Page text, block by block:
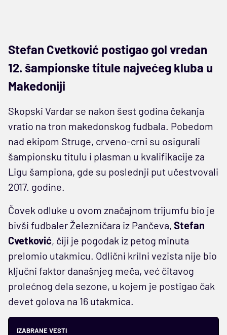
Stefan Cvetković postigao gol vredan
12. šampionske titule najvećeg kluba u
Makedoniji
Skopski Vardar se nakon šest godina čekanja
vratio na tron makedonskog fudbala. Pobedom
nad ekipom Struge, crveno-crni su osigurali
šampionsku titulu i plasman u kvalifikacije za
Ligu šampiona, gde su poslednji put učestvovali
2017. godine.
Čovek odluke u ovom značajnom trijumfu bio je
bivši fudbaler Železničara iz Pančeva, Stefan
Cvetković, čiji je pogodak iz petog minuta
prelomio utakmicu. Odlični krilni vezista nije bio
ključni faktor današnjeg meča, već čitavog
prolećnog dela sezone, u kojem je postigao čak
devet golova na 16 utakmica.
IZABRANE VESTI